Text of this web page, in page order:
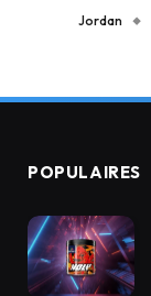
Jordan
POPULAIRES